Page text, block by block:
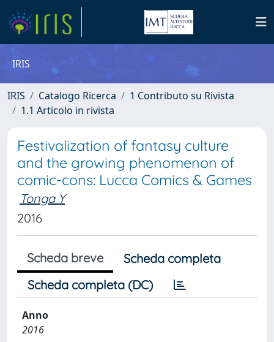
IRIS
IRIS Catalogo Ricerca
1 Contributo su Rivista
1.1 Articolo in rivista
Festivalization of fantasy culture
and the growing phenomenon of
comic-cons: Lucca Comics & Games
Tonga Y
2016
Scheda breve
Scheda completa
Scheda completa (DC)
Anno
2016